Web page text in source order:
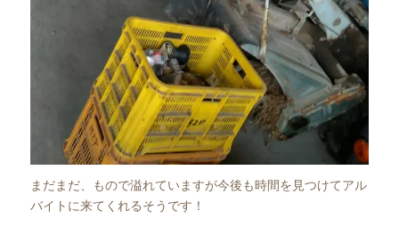
まだまだ、もので溢れていますが今後も時間を見つけてアル
バイトに来てくれるそうです！